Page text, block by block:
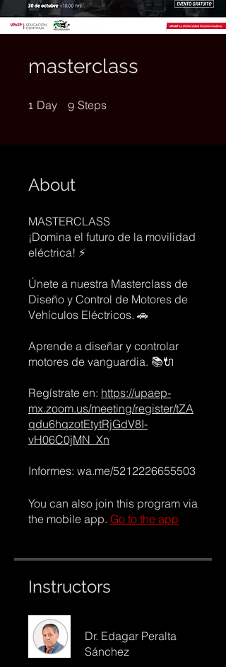
masterclass
1 Day 1 Day9 Steps
About
MASTERCLASS
¡Domina el futuro de la movilidad
eléctrica! ⚡
Únete a nuestra Masterclass de
Diseño y Control de Motores de
Vehículos Eléctricos. 🚗
Aprende a diseñar y controlar
motores de vanguardia. 📚🔌
Regístrate en: https://upaep-
mx.zoom.us/meeting/register/tZA
qdu6hqzotEtytRjGdV8I-
vH06C0jMN_Xn
Informes: wa.me/5212226655503
You can also join this program via
the mobile app. Go to the app
Instructors
Dr. Edagar Peralta
Sánchez